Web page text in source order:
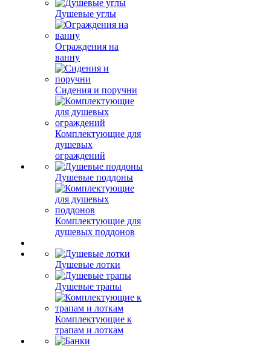
Душевые углы
Ограждения на
ванну
Сидения и поручни
Комплектующие для
душевых
ограждений
Душевые поддоны
Комплектующие для
душевых поддонов
Душевые лотки
Душевые трапы
Комплектующие к
трапам и лоткам